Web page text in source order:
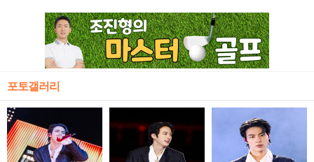
포토갤러리